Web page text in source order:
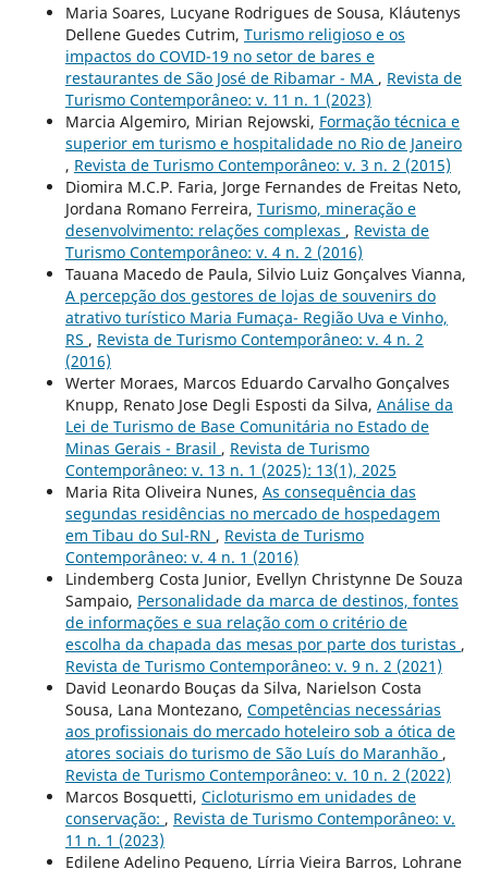
Maria Soares, Lucyane Rodrigues de Sousa, Kláutenys
Dellene Guedes Cutrim, Turismo religioso e os
impactos do COVID-19 no setor de bares e
restaurantes de São José de Ribamar - MA , Revista de
Turismo Contemporâneo: v. 11 n. 1 (2023)
Marcia Algemiro, Mirian Rejowski, Formação técnica e
superior em turismo e hospitalidade no Rio de Janeiro
, Revista de Turismo Contemporâneo: v. 3 n. 2 (2015)
Diomira M.C.P. Faria, Jorge Fernandes de Freitas Neto,
Jordana Romano Ferreira, Turismo, mineração e
desenvolvimento: relações complexas , Revista de
Turismo Contemporâneo: v. 4 n. 2 (2016)
Tauana Macedo de Paula, Silvio Luiz Gonçalves Vianna,
A percepção dos gestores de lojas de souvenirs do
atrativo turístico Maria Fumaça- Região Uva e Vinho,
RS , Revista de Turismo Contemporâneo: v. 4 n. 2
(2016)
Werter Moraes, Marcos Eduardo Carvalho Gonçalves
Knupp, Renato Jose Degli Esposti da Silva, Análise da
Lei de Turismo de Base Comunitária no Estado de
Minas Gerais - Brasil , Revista de Turismo
Contemporâneo: v. 13 n. 1 (2025): 13(1), 2025
Maria Rita Oliveira Nunes, As consequência das
segundas residências no mercado de hospedagem
em Tibau do Sul-RN , Revista de Turismo
Contemporâneo: v. 4 n. 1 (2016)
Lindemberg Costa Junior, Evellyn Christynne De Souza
Sampaio, Personalidade da marca de destinos, fontes
de informações e sua relação com o critério de
escolha da chapada das mesas por parte dos turistas ,
Revista de Turismo Contemporâneo: v. 9 n. 2 (2021)
David Leonardo Bouças da Silva, Narielson Costa
Sousa, Lana Montezano, Competências necessárias
aos profissionais do mercado hoteleiro sob a ótica de
atores sociais do turismo de São Luís do Maranhão ,
Revista de Turismo Contemporâneo: v. 10 n. 2 (2022)
Marcos Bosquetti, Cicloturismo em unidades de
conservação: , Revista de Turismo Contemporâneo: v.
11 n. 1 (2023)
Edilene Adelino Pequeno, Lírria Vieira Barros, Lohrane